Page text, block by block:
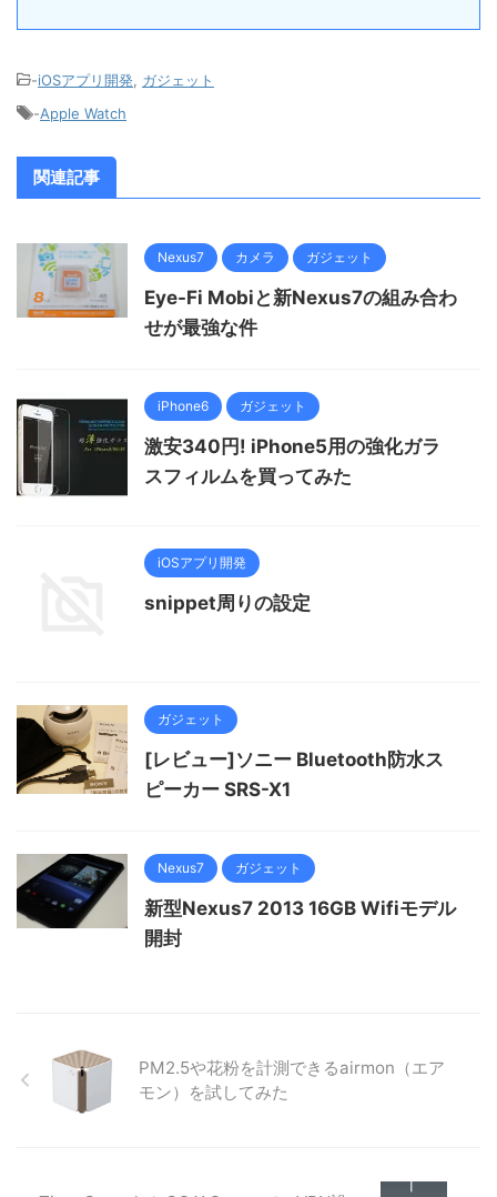
-iOSアプリ開発
ガジェット
-Apple Watch
関連記事
Nexus7 カメラ ガジェット
Eye-Fi Mobiと新Nexus7の組み合わ
せが最強な件
iPhone6 ガジェット
激安340円! iPhone5用の強化ガラ
スフィルムを買ってみた
iOSアプリ開発
snippet周りの設定
ガジェット
[レビュー]ソニー Bluetooth防水ス
ピーカー SRS-X1
Nexus7 ガジェット
新型Nexus7 2013 16GB Wifiモデル
開封
PM2.5や花粉を計測できるairmon（エア
モン）を試してみた